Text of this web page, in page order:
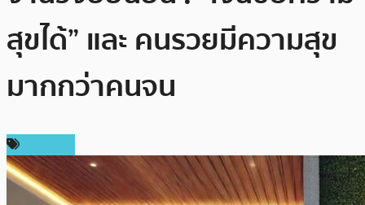
สุขได้” และ คนรวยมีความสุข
มากกว่าคนจน